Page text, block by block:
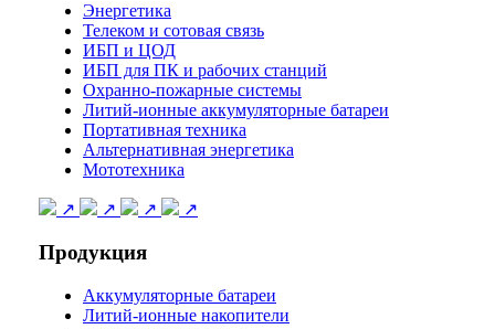
Энергетика
Телеком и сотовая связь
ИБП и ЦОД
ИБП для ПК и рабочих станций
Охранно-пожарные системы
Литий-ионные аккумуляторные батареи
Портативная техника
Альтернативная энергетика
Мототехника
↗ ↗ ↗ ↗
Продукция
Аккумуляторные батареи
Литий-ионные накопители